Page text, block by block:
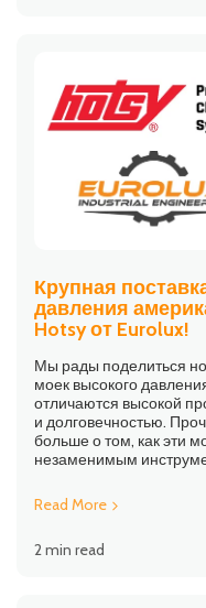
Крупная
давления
Hotsy от Eurolux!
Мы рады поделиться
моек высокого
отличаются высокой
и долговечностью.
больше о том, как эти
незаменимым
Read More
2 min read